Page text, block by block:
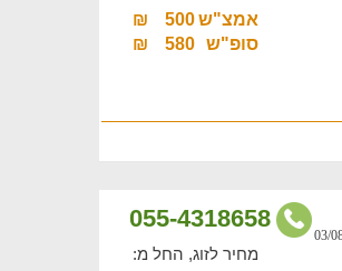
אמצ"ש500
₪
סופ"ש
580
₪
055-4318658
מחיר לזוג, החל מ: